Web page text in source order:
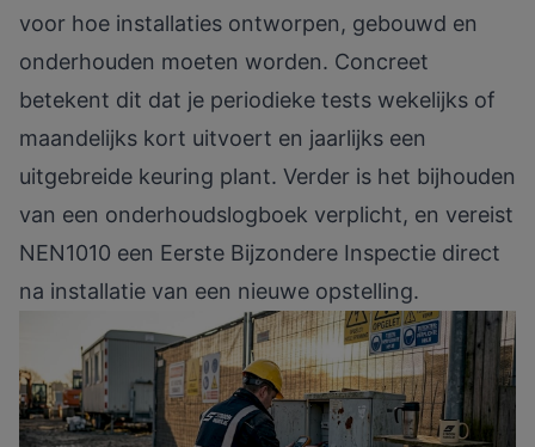
voor hoe installaties ontworpen, gebouwd en
onderhouden moeten worden. Concreet
betekent dit dat je periodieke tests wekelijks of
maandelijks kort uitvoert en jaarlijks een
uitgebreide keuring plant. Verder is het bijhouden
van een onderhoudslogboek verplicht, en vereist
NEN1010 een Eerste Bijzondere Inspectie direct
na installatie van een nieuwe opstelling.